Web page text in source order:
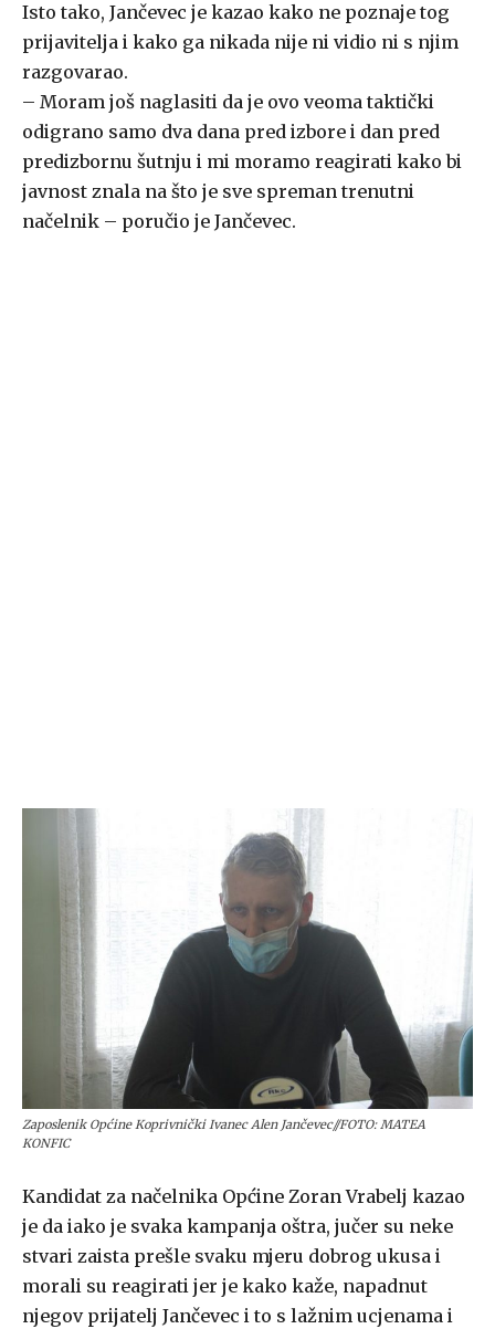
Isto tako, Jančevec je kazao kako ne poznaje tog
prijavitelja i kako ga nikada nije ni vidio ni s njim
razgovarao.
– Moram još naglasiti da je ovo veoma taktički
odigrano samo dva dana pred izbore i dan pred
predizbornu šutnju i mi moramo reagirati kako bi
javnost znala na što je sve spreman trenutni
načelnik – poručio je Jančevec.
Zaposlenik Općine Koprivnički Ivanec Alen Jančevec//FOTO: MATEA
KONFIC
Kandidat za načelnika Općine Zoran Vrabelj kazao
je da iako je svaka kampanja oštra, jučer su neke
stvari zaista prešle svaku mjeru dobrog ukusa i
morali su reagirati jer je kako kaže, napadnut
njegov prijatelj Jančevec i to s lažnim ucjenama i